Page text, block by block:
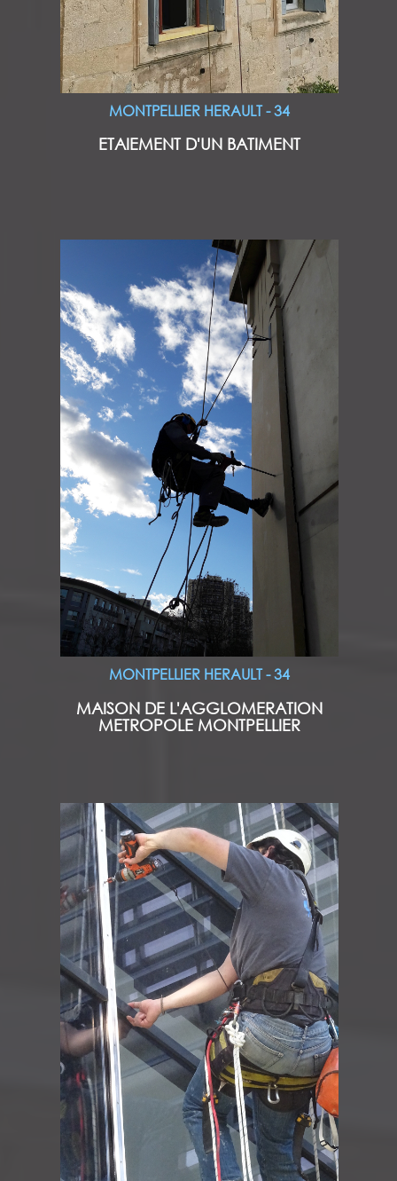
MONTPELLIER HERAULT - 34
ETAIEMENT D'UN BATIMENT
MONTPELLIER HERAULT - 34
MAISON DE L'AGGLOMERATION
METROPOLE MONTPELLIER